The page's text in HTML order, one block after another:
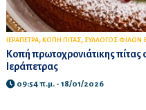
ΙΕΡΑΠΕΤΡΑ, ΚΟΠΗ ΠΙΤΑΣ, ΣΥΛΛΟΓΟΣ ΦΙΛΩΝ
Κοπή πρωτοχρονιάτικης
Ιεράπετρας
09:54 π.μ. - 18/01/2026